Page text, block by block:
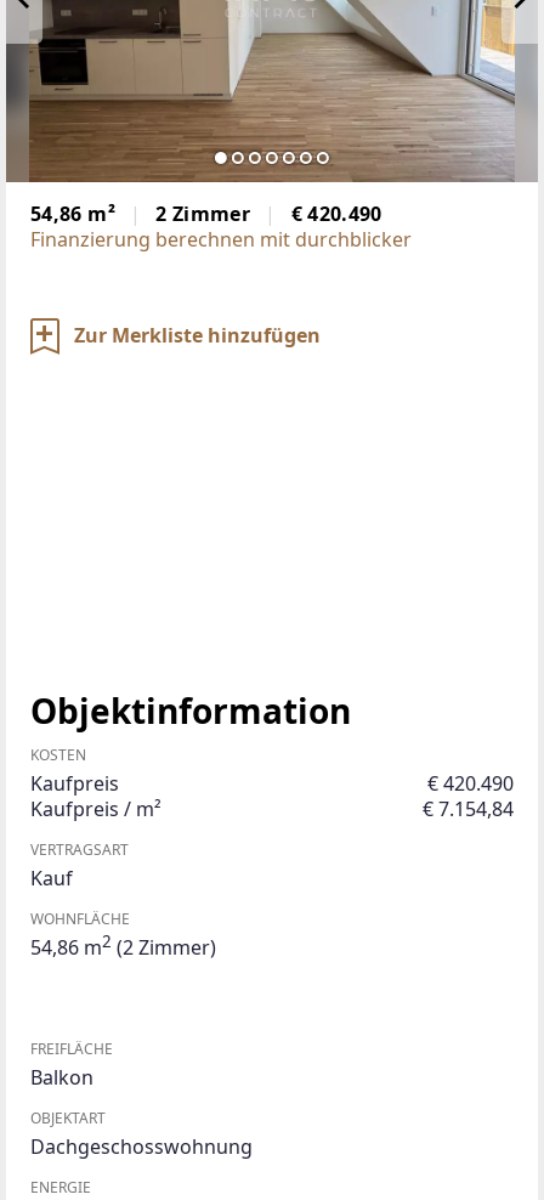
54,86 m² 2 Zimmer
€ 420.490
Finanzierung berechnen mit durchblicker
Zur Merkliste hinzufügen
Objektinformation
KOSTEN
Kaufpreis
€ 420.490
Kaufpreis / m²
€ 7.154,84
VERTRAGSART
Kauf
WOHNFLÄCHE
54,86 m2 (2 Zimmer)
FREIFLÄCHE
Balkon
OBJEKTART
Dachgeschosswohnung
ENERGIE